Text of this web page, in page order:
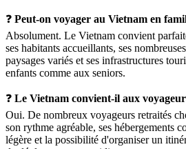
❓ Peut-on voyager au Vietnam en
Absolument. Le Vietnam convient
ses habitants accueillants, ses
paysages variés et ses infrastructures
enfants comme aux seniors.
❓ Le Vietnam convient-il aux
Oui. De nombreux voyageurs retraités
son rythme agréable, ses hébergements
légère et la possibilité d'organiser un